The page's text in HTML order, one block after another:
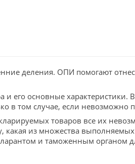
деления. ОПИ помогают
его основные характеристики.
в том случае, если
товаров все их
какая из множества
и таможенным органом